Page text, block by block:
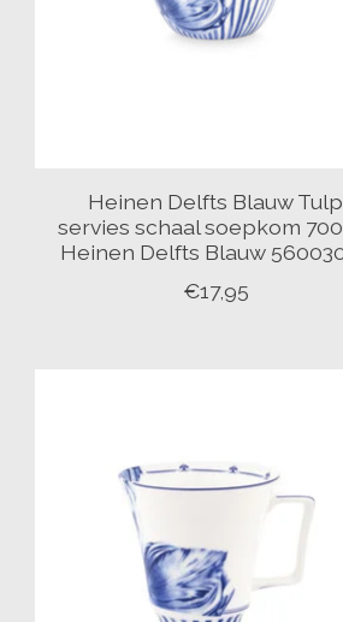
Heinen Delfts Blauw Tulp
servies schaal soepkom
Heinen Delfts Blauw
€17,95